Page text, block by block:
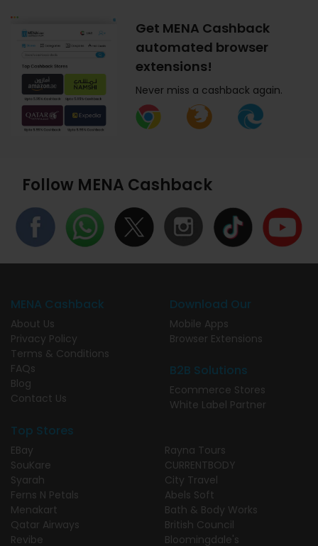
Get MENA Cashback
automated browser
extensions!
Never miss a cashback again.
Follow MENA Cashback
MENA Cashback
About Us
Privacy Policy
Terms & Conditions
FAQs
Blog
Contact Us
Download Our
Mobile Apps
Browser Extensions
B2B Solutions
Ecommerce Stores
White Label Partner
Top Stores
EBay
SouKare
Syarah
Ferns N Petals
Menakart
Qatar Airways
Revibe
Rayna Tours
CURRENTBODY
City Travel
Abels Soft
Bath & Body Works
British Council
Bloomingdale's